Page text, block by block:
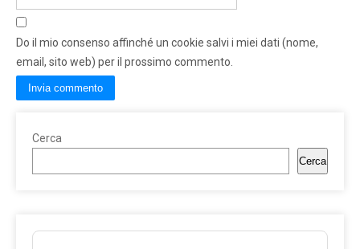
Do il mio consenso affinché un cookie salvi i miei dati (nome,
email, sito web) per il prossimo commento.
Cerca
Cerca